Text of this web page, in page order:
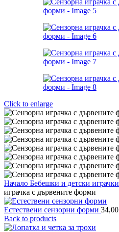
Click to enlarge
Начало Бебешки и детски играчки
играчка с дървените форми
Естествени сензорни форми 34,00
Back to products